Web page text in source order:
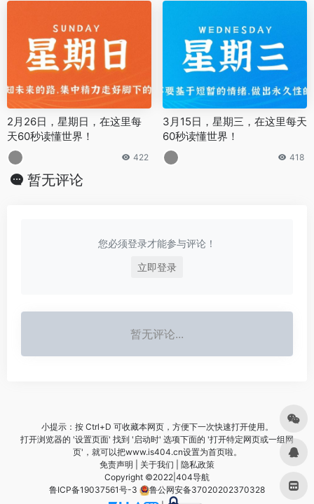
2月26日，星期日，在这里每
天60秒读懂世界！
422
3月15日，星期三，在这里每天
60秒读懂世界！
418
暂无评论
您必须登录才能参与评论！
立即登录
暂无评论...
小提示：按 Ctrl+D 可收藏本网页，方便下一次快速打开使用。
打开浏览器的 '设置页面' 找到 '启动时' 选项下面的 '打开特定网页或一组网
页'，就可以把www.is404.cn设置为首页啦。
免责声明
关于我们
隐私政策
Copyright ©2022| 404导航
鲁ICP备19037561号-3
鲁公网安备37020202370328